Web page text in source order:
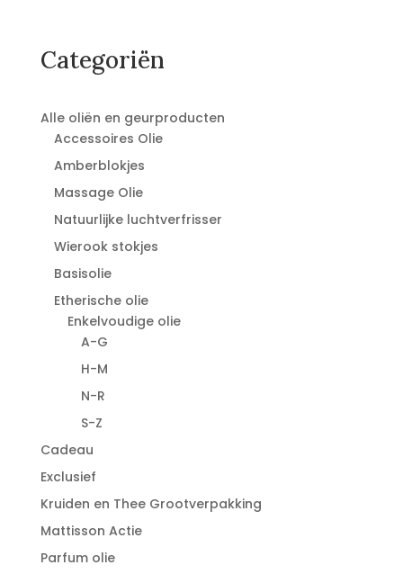
Categoriën
Alle oliën en geurproducten
Accessoires Olie
Amberblokjes
Massage Olie
Natuurlijke luchtverfrisser
Wierook stokjes
Basisolie
Etherische olie
Enkelvoudige olie
A-G
H-M
N-R
S-Z
Cadeau
Exclusief
Kruiden en Thee Grootverpakking
Mattisson Actie
Parfum olie